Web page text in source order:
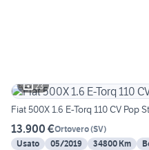
23
Fiat 500X 1.6 E-Torq 110 CV Pop
13.900 €Ortovero(SV)
Usato
05/2019 34800 Km